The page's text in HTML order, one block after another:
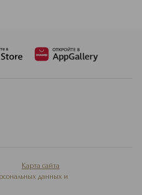
Карта сайта
данных и